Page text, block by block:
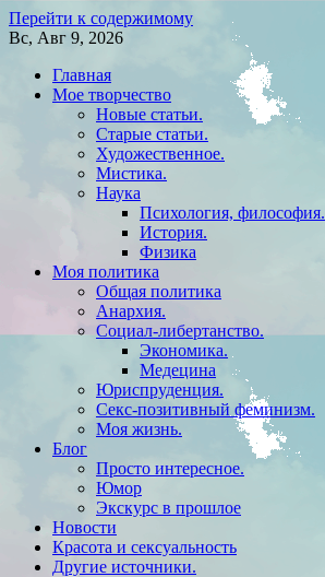
Перейти к содержимому
Вс, Авг 9, 2026
Главная
Мое творчество
Новые статьи.
Старые статьи.
Художественное.
Мистика.
Наука
Психология, философия.
История.
Физика
Моя политика
Общая политика
Анархия.
Социал-либертанство.
Экономика.
Медецина
Юриспруденция.
Секс-позитивный феминизм.
Моя жизнь.
Блог
Просто интересное.
Юмор
Экскурс в прошлое
Новости
Красота и сексуальность
Другие источники.